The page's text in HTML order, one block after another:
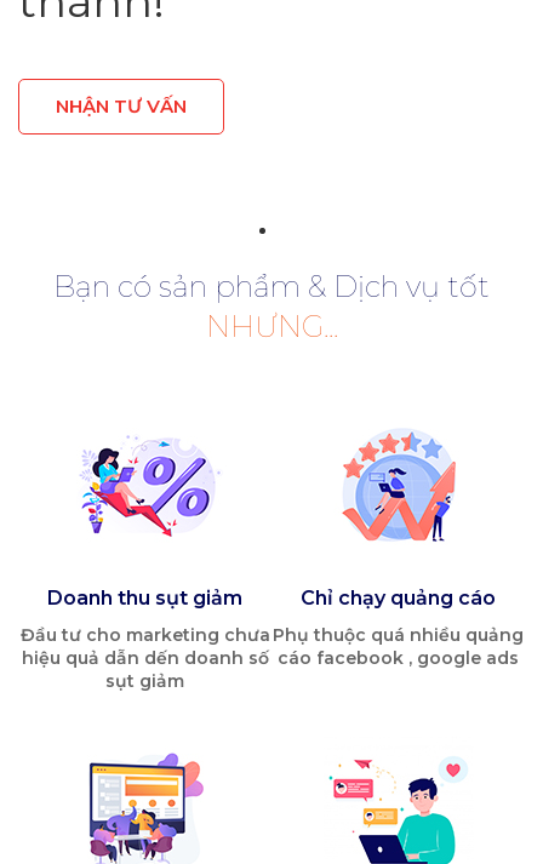
NHẬN TƯ VẤN
Bạn có sản phẩm & Dịch vụ tốt
NHƯNG...
Doanh thu sụt giảm
Đầu tư cho marketing chưa
hiệu quả dẫn dến doanh số
sụt giảm
Chỉ chạy quảng cáo
Phụ thuộc quá nhiều quảng
cáo facebook , google ads